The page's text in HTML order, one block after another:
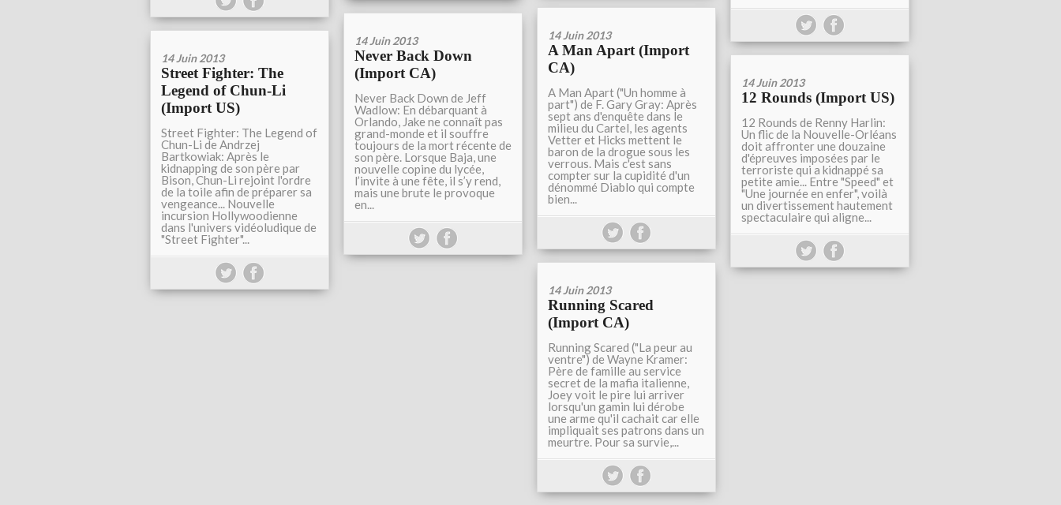
14 Juin 2013
A Man Apart (Import
CA)
A Man Apart ("Un homme à
part") de F. Gary Gray: Après
sept ans d'enquête dans le
milieu du Cartel, les agents
Vetter et Hicks mettent le
baron de la drogue sous les
verrous. Mais c'est sans
compter sur la cupidité d'un
dénommé Diablo qui compte
bien...
14 Juin 2013
Never Back Down
(Import CA)
Never Back Down de Jeff
Wadlow: En débarquant à
Orlando, Jake ne connaît pas
grand-monde et il souffre
toujours de la mort récente de
son père. Lorsque Baja, une
nouvelle copine du lycée,
l’invite à une fête, il s’y rend,
mais une brute le provoque
en...
14 Juin 2013
Street Fighter: The
Legend of Chun-Li
(Import US)
Street Fighter: The Legend of
Chun-Li de Andrzej
Bartkowiak: Après le
kidnapping de son père par
Bison, Chun-Li rejoint l'ordre
de la toile afin de préparer sa
vengeance... Nouvelle
incursion Hollywoodienne
dans l'univers vidéoludique de
"Street Fighter"...
14 Juin 2013
12 Rounds (Import US)
12 Rounds de Renny Harlin:
Un flic de la Nouvelle-Orléans
doit affronter une douzaine
d'épreuves imposées par le
terroriste qui a kidnappé sa
petite amie... Entre "Speed" et
"Une journée en enfer", voilà
un divertissement hautement
spectaculaire qui aligne...
14 Juin 2013
Running Scared
(Import CA)
Running Scared ("La peur au
ventre") de Wayne Kramer:
Père de famille au service
secret de la mafia italienne,
Joey voit le pire lui arriver
lorsqu'un gamin lui dérobe
une arme qu'il cachait car elle
impliquait ses patrons dans un
meurtre. Pour sa survie,...